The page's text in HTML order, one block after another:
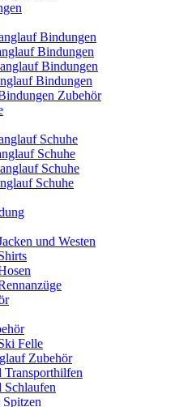
Bindungen
Bindungen
Bindungen
Bindungen
Zubehör
Schuhe
Schuhe
Schuhe
Schuhe
und Westen
Felle
Zubehör